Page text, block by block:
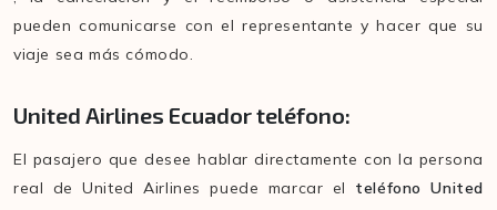
pueden comunicarse con el representante y hacer que su
viaje sea más cómodo.
United Airlines Ecuador teléfono:
El pasajero que desee hablar directamente con la persona
real de United Airlines puede marcar el teléfono United